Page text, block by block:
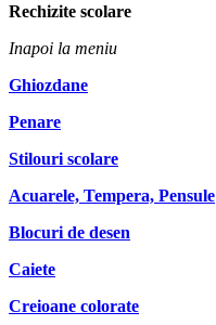
Rechizite scolare
Inapoi la meniu
Ghiozdane
Penare
Stilouri scolare
Acuarele, Tempera, Pensule
Blocuri de desen
Caiete
Creioane colorate